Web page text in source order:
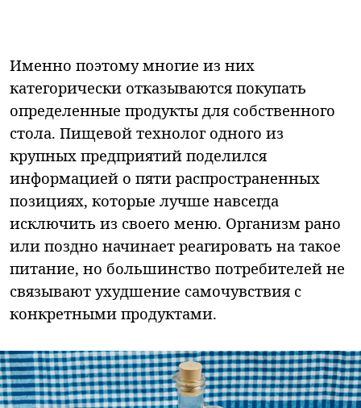
Именно поэтому многие из них
категорически отказываются покупать
определенные продукты для собственного
стола. Пищевой технолог одного из
крупных предприятий поделился
информацией о пяти распространенных
позициях, которые лучше навсегда
исключить из своего меню. Организм рано
или поздно начинает реагировать на такое
питание, но большинство потребителей не
связывают ухудшение самочувствия с
конкретными продуктами.